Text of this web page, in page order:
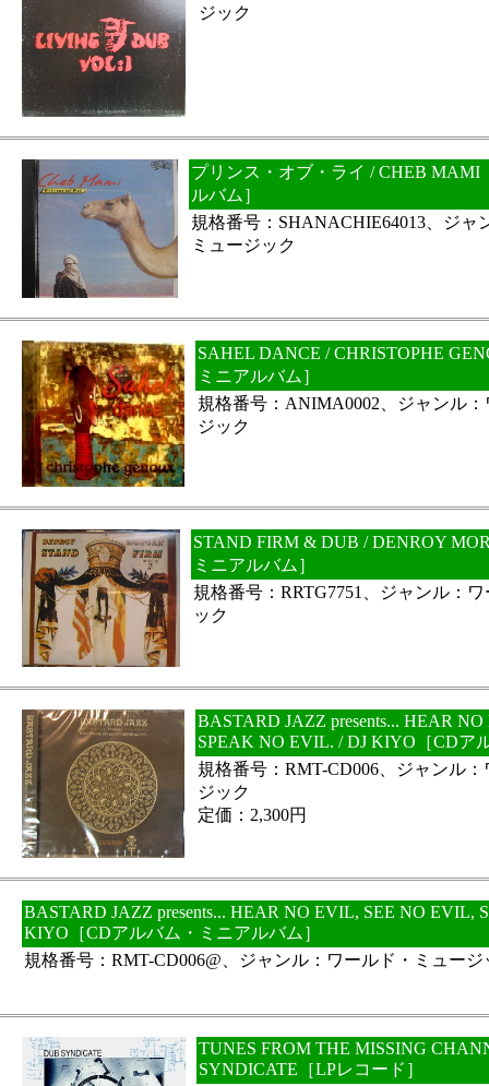
ジック
プリンス・オブ・ライ / CHEB MAMI
ルバム］
規格番号：SHANACHIE64013、ジャ
ミュージック
SAHEL DANCE / CHRISTOPHE
ミニアルバム］
規格番号：ANIMA0002、ジャンル
ジック
STAND FIRM & DUB / DENROY
ミニアルバム］
規格番号：RRTG7751、ジャンル：
ック
BASTARD JAZZ presents... HEAR
SPEAK NO EVIL. / DJ KIYO［CDア
規格番号：RMT-CD006、ジャンル
ジック
定価：2,300円
BASTARD JAZZ presents... HEAR NO EVIL, SEE NO EVIL,
KIYO［CDアルバム・ミニアルバム］
規格番号：RMT-CD006@、ジャンル：ワールド・ミュージ
TUNES FROM THE MISSING
SYNDICATE［LPレコード］